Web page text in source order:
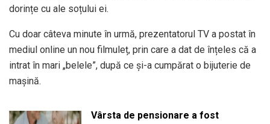
dorințe cu ale soțului ei.
Cu doar câteva minute în urmă, prezentatorul TV a postat în
mediul online un nou filmuleț, prin care a dat de înțeles că a
intrat în mari „belele”, după ce și-a cumpărat o bijuterie de
mașină.
Vârsta de pensionare a fost